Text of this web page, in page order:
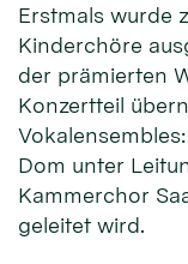
Erstmals wurde
Kinderchöre
der prämierten
Konzertteil
Dom unter
Kammerchor
geleitet wird.